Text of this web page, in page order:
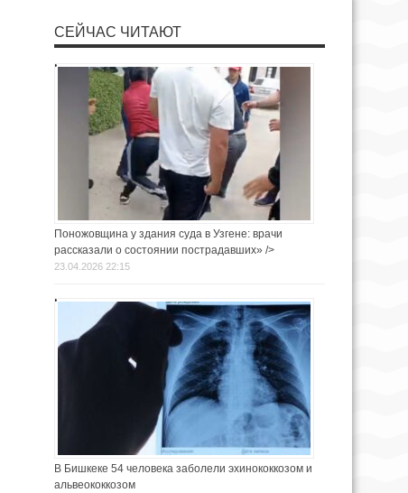
СЕЙЧАС ЧИТАЮТ
Поножовщина у здания суда в Узгене: врачи
рассказали о состоянии пострадавших» />
23.04.2026 22:15
В Бишкеке 54 человека заболели эхинококкозом и
альвеококкозом